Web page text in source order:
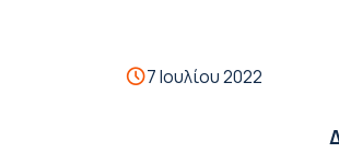
7 Ιουλίου 2022